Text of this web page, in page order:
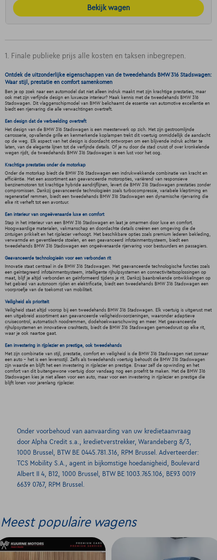
Bekijk wagen
1. Finale publieke prijs alle kosten en taksen inbegrepen.
Ontdek de uitzonderlijke eigenschappen van de tweedehands BMW 316 Stadswagen:
Waar stijl, prestatie en comfort samenkomen
Ben je op zoek naar een automodel dat niet alleen indruk maakt met zijn krachtige prestaties, maar
ook met zijn verfijnde design en luxueuze interieur? Maak kennis met de tweedehands BMW 316
Stadswagen. Dit vlaggenschipmodel van BMW belichaamt de essentie van automotive excellentie en
biedt een rijervaring die alle verwachtingen overtreft.
Een design dat de verbeelding overtreft
Het design van de BMW 316 Stadswagen is een meesterwerk op zich. Met zijn gestroomlijnde
carrosserie, opvallende grille en kenmerkende koplampen trekt dit voertuig onmiddellijk de aandacht
op de weg. Elk aspect van het design is doordacht ontworpen om een blijvende indruk achter te
laten, van de elegante lijnen tot de verfijnde details. Of je nu door de stad cruist of over kronkelende
wegen rijdt, de tweedehands BMW 316 Stadswagen is een lust voor het oog.
Krachtige prestaties onder de motorkap
Onder de motorkap biedt de BMW 316 Stadswagen een indrukwekkende combinatie van kracht en
efficiëntie. Met een assortiment aan geavanceerde motoropties, variërend van responsieve
benzinemotoren tot krachtige hybride aandrijflijnen, levert de BMW 316 Stadswagen prestaties zonder
compromissen. Dankzij geavanceerde technologieën zoals turbocompressie, variabele kleptiming en
regeneratief remmen, biedt een tweedehands BMW 316 Stadswagen een dynamische rijervaring die
elke rit verheft tot een avontuur.
Een interieur van ongeëvenaarde luxe en comfort
Stap in het interieur van een BMW 316 Stadswagen en laat je omarmen door luxe en comfort.
Hoogwaardige materialen, vakmanschap en doordachte details creëren een omgeving die de
zintuigen prikkelt en het rijplezier verhoogt. Met beschikbare opties zoals premium lederen bekleding,
verwarmde en geventileerde stoelen, en een geavanceerd infotainmentsysteem, biedt een
tweedehands BMW 316 Stadswagen een ongeëvenaarde rijervaring voor bestuurders en passagiers.
Geavanceerde technologieën voor een verbonden rit
Innovatie staat centraal in de BMW 316 Stadswagen. Met geavanceerde technologische functies zoals
een geïntegreerd infotainmentsysteem, intelligente rijhulpsystemen en connectiviteitsoplossingen op
maat, blijf je altijd verbonden en geïnformeerd tijdens je rit. Dankzij baanbrekende ontwikkelingen op
het gebied van autonoom rijden en elektrificatie, biedt een tweedehands BMW 316 Stadswagen een
voorproefje van de toekomst van mobiliteit.
Veiligheid als prioriteit
Veiligheid staat altijd voorop bij een tweedehands BMW 316 Stadswagen. Elk voertuig is uitgerust met
een uitgebreid assortiment aan geavanceerde veiligheidsvoorzieningen, waaronder adaptieve
cruisecontrol, automatisch noodremmen, dodehoekwaarschuwing en meer. Met geavanceerde
rijhulpsystemen en innovatieve crashtests, biedt de BMW 316 Stadswagen gemoedsrust op elke rit,
waar je ook naartoe gaat.
Een investering in rijplezier en prestige, ook tweedehands
Met zijn combinatie van stijl, prestatie, comfort en veiligheid is de BMW 316 Stadswagen niet zomaar
een auto - het is een levensstijl. Zelfs als tweedehands voertuig behoudt de BMW 316 Stadswagen
zijn waarde en blijft het een investering in rijplezier en prestige. Ervaar zelf de opwinding en het
comfort van dit buitengewone voertuig door vandaag nog een proefrit te maken. Met de BMW 316
Stadswagen kies je niet alleen voor een auto, maar voor een investering in rijplezier en prestige die
blijft lonen voor jarenlang rijplezier.
Onder voorbehoud van aanvaarding van uw kredietaanvraag
door Alpha Credit s.a., kredietverstrekker, Warandeberg 8/3,
1000 Brussel, BTW BE 0445.781.316, RPM Brussel. Adverteerder:
TCS Mobility S.A., agent in bijkomstige hoedanigheid, Boulevard
Albert II 4, B12, 1000 Brussel, BTW BE 1003.765.106, BE93 0019
6639 0767, RPM Brussel.
Meest populaire wagens